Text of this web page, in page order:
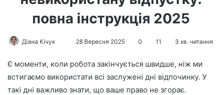
повна інструкція 2025
Діана Кічук
n
d
a
28 Вересня 2025 0 11 3 хв. читання
Є моменти, коли робота закінчується швидше, ніж ми
встигаємо використати всі заслужені дні відпочинку. У
такі дні важливо знати, що ваше право не згорає.